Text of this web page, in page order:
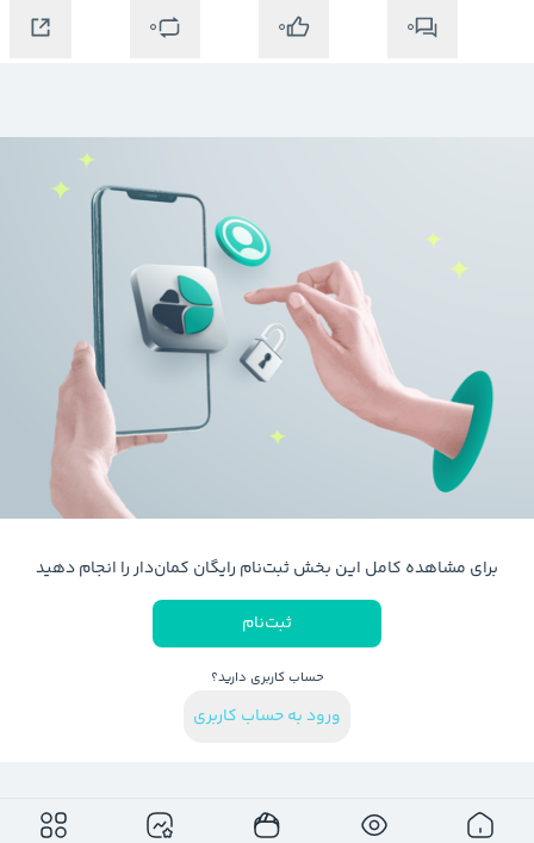
0
0
0
برای مشاهده کامل این بخش ثبت‌نام رایگان کمان‌دار را انجام دهید
ثبت‌نام
حساب کاربری دارید؟
ورود به حساب کاربری